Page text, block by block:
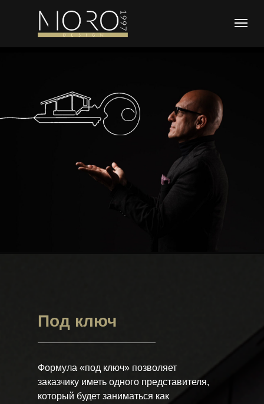
Формула «под ключ» позволяет
заказчику иметь одного представителя,
который будет заниматься как
Под ключ